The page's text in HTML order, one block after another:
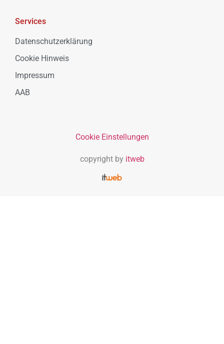
Services
Datenschutzerklärung
Cookie Hinweis
Impressum
AAB
Cookie Einstellungen
copyright by itweb